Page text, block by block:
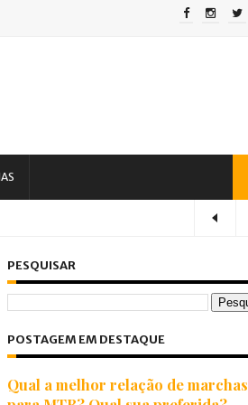
PESQUISAR
POSTAGEM EM DESTAQUE
Qual a melhor relação de marchas